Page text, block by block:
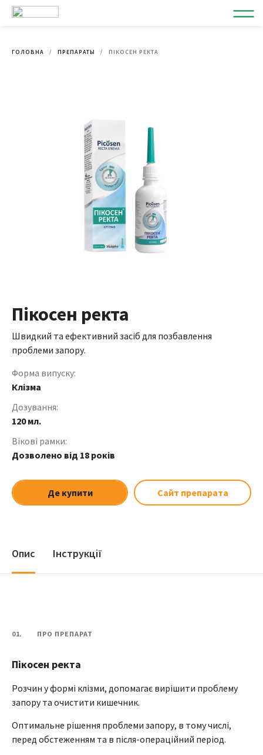
ГОЛОВНА ПРЕПАРАТЫ ПІКОСЕН РЕКТА
Пікосен ректа
Швидкий та ефективний засіб для позбавлення
проблеми запору.
Форма випуску:
Клізма
Дозування:
120 мл.
Вікові рамки:
Дозволено від 18 років
Де купити Сайт препарата
Опис Інструкції
01. ПРО ПРЕПАРАТ
Пікосен ректа
Розчин у формі клізми, допомагає вирішити проблему
запору та очистити кишечник.
Оптимальне рішення проблеми запору, в тому числі,
перед обстеженням та в після-операційний період.